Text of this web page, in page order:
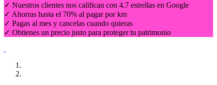
✓ Nuestros clientes nos califican con 4.7 estrellas en Google
✓ Ahorras hasta el 70% al pagar por km
✓ Pagas al mes y cancelas cuando quieras
✓ Obtienes un precio justo para proteger tu patrimonio